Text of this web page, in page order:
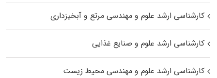
کارشناسی ارشد علوم و مهندسی مرتع و آبخیزداری
کارشناسی ارشد علوم و صنایع غذایی
کارشناسی ارشد علوم و مهندسی محیط زیست